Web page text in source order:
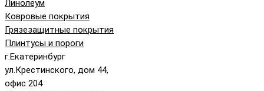
Линолеум
Ковровые покрытия
Грязезащитные покрытия
Плинтусы и пороги
г.Екатеринбург
ул.Крестинского, дом 44,
офис 204